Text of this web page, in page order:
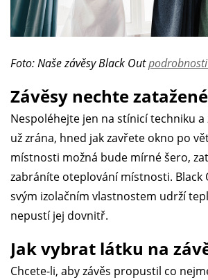
Foto: Naše závěsy Black Out
Závěsy nechte
Nespoléhejte jen na stínicí techniku a
už zrána, hned jak zavřete okno po
místnosti možná bude mírné šero,
zabráníte oteplování místnosti. Black
svým izolačním vlastnostem udrží
nepustí jej dovnitř.
Jak vybrat látku na
Chcete-li, aby závěs propustil co